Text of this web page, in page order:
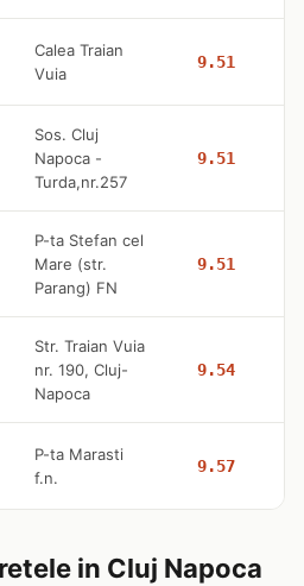
Calea Traian
Vuia
9.51
Sos. Cluj
Napoca -
Turda,nr.257
9.51
P-ta Stefan cel
Mare (str.
Parang) FN
9.51
Str. Traian Vuia
nr. 190, Cluj-
Napoca
9.54
P-ta Marasti
f.n.
9.57
in Cluj Napoca